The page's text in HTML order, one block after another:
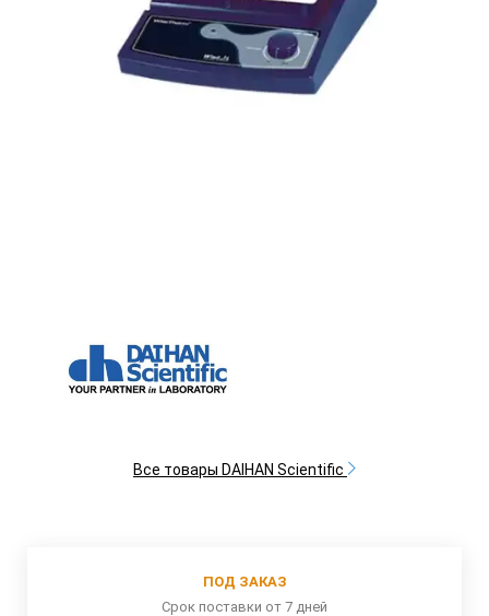
Все товары DAIHAN Scientific
ПОД ЗАКАЗ
Срок поставки от 7 дней